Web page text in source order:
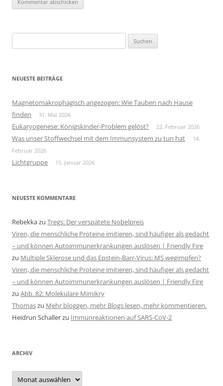
nach:
NEUESTE BEITRÄGE
Magnetomakrophagisch angezogen: Wie Tauben nach Hause
finden
31. Mai 2026
Eukaryogenese: Königskinder-Problem gelöst? 22. Februar 2026
Was unser Stoffwechsel mit dem Immunsystem zu tun hat
14.
Februar 2026
Lichtgruppe 15. Januar 2026
NEUESTE KOMMENTARE
Rebekkazu Tregs: Der verspätete Nobelpreis
Viren, die menschliche Proteine imitieren, sind häufiger als gedacht
– und können Autoimmunerkrankungen auslösen | Friendly Fire
zu Multiple Sklerose und das Epstein-Barr-Virus: MS wegimpfen?
Viren, die menschliche Proteine imitieren, sind häufiger als gedacht
– und können Autoimmunerkrankungen auslösen | Friendly Fire
zu Abb. 82: Molekulare Mimikry
Thomaszu Mehr bloggen, mehr Blogs lesen, mehr kommentieren.
Heidrun Schallerzu Immunreaktionen auf SARS-CoV-2
ARCHIV
Archiv